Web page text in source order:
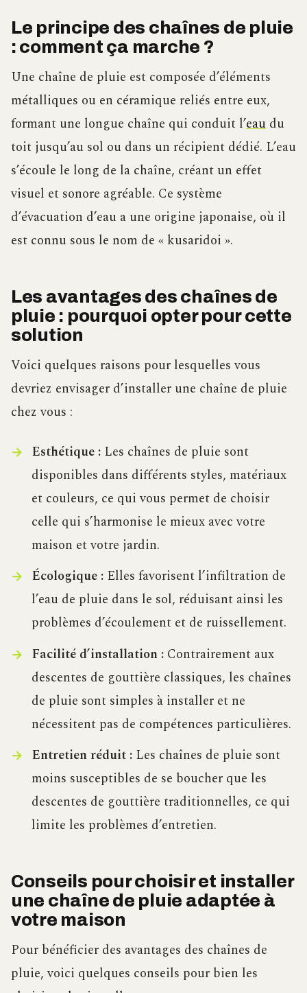
Le principe des chaînes de pluie
: comment ça marche ?
Une chaîne de pluie est composée d’éléments
métalliques ou en céramique reliés entre eux,
formant une longue chaîne qui conduit l’eau du
toit jusqu’au sol ou dans un récipient dédié. L’eau
s’écoule le long de la chaîne, créant un effet
visuel et sonore agréable. Ce système
d’évacuation d’eau a une origine japonaise, où il
est connu sous le nom de « kusaridoi ».
Les avantages des chaînes de
pluie : pourquoi opter pour cette
solution
Voici quelques raisons pour lesquelles vous
devriez envisager d’installer une chaîne de pluie
chez vous :
Esthétique :Les chaînes de pluie sont
disponibles dans différents styles, matériaux
et couleurs, ce qui vous permet de choisir
celle qui s’harmonise le mieux avec votre
maison et votre jardin.
Écologique :Elles favorisent l’infiltration de
l’eau de pluie dans le sol, réduisant ainsi les
problèmes d’écoulement et de ruissellement.
Facilité d’installation :Contrairement aux
descentes de gouttière classiques, les chaînes
de pluie sont simples à installer et ne
nécessitent pas de compétences particulières.
Entretien réduit :Les chaînes de pluie sont
moins susceptibles de se boucher que les
descentes de gouttière traditionnelles, ce qui
limite les problèmes d’entretien.
Conseils pour choisir et installer
une chaîne de pluie adaptée à
votre maison
Pour bénéficier des avantages des chaînes de
pluie, voici quelques conseils pour bien les